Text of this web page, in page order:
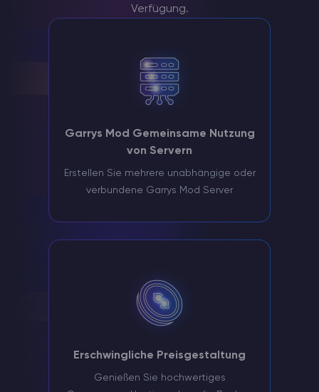
Verfügung.
Garrys Mod Gemeinsame Nutzung
von Servern
Erstellen Sie mehrere unabhängige oder
verbundene Garrys Mod Server
Erschwingliche Preisgestaltung
Genießen Sie hochwertiges